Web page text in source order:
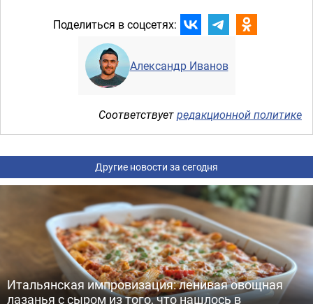
Поделиться в соцсетях:
Александр Иванов
Соответствуетредакционной политике
Другие новости за сегодня
Итальянская импровизация: ленивая овощная
лазанья с сыром из того, что нашлось в